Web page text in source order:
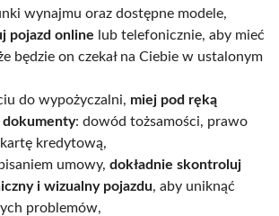
wynajmu oraz dostępne modele,
pojazd online lub telefonicznie, aby mieć
będzie on czekał na Ciebie w ustalonym
do wypożyczalni, miej pod ręką
dokumenty: dowód tożsamości, prawo
kredytową,
umowy, dokładnie skontroluj
i wizualny pojazdu, aby uniknąć
problemów,